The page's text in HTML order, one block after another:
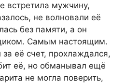
встретила мужчину,
не волновали её
без памяти, а он
Самым настоящим.
её счет, прохлаждался,
её, но обманывал ещё
не могла поверить,